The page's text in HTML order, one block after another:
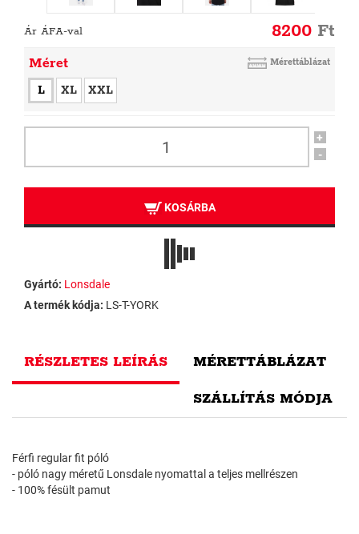
Ár ÁFA-val 8200 Ft
Méret Mérettáblázat
L XL XXL
+
-
KOSÁRBA
Gyártó: Lonsdale
A termék kódja: LS-T-YORK
RÉSZLETES LEÍRÁS MÉRETTÁBLÁZAT
SZÁLLÍTÁS MÓDJA
Férfi regular fit póló
- póló nagy méretű Lonsdale nyomattal a teljes mellrészen
- 100% fésült pamut